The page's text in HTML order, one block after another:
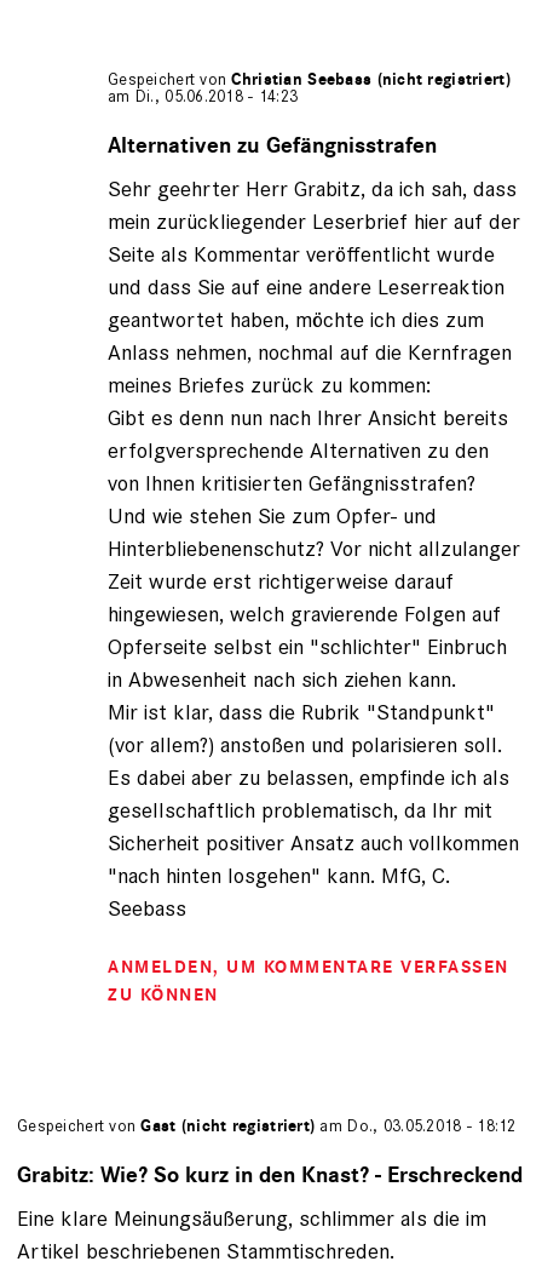
Gespeichert vonChristian Seebass (nicht registriert)
am Di., 05.06.2018 - 14:23
auf
Christoph
Grabitz
registriert)
Alternativen zu Gefängnisstrafen
Sehr geehrter Herr Grabitz, da ich sah, dass
mein zurückliegender Leserbrief hier auf der
Seite als Kommentar veröffentlicht wurde
und dass Sie auf eine andere Leserreaktion
geantwortet haben, möchte ich dies zum
Anlass nehmen, nochmal auf die Kernfragen
meines Briefes zurück zu kommen:
Gibt es denn nun nach Ihrer Ansicht bereits
erfolgversprechende Alternativen zu den
von Ihnen kritisierten Gefängnisstrafen?
Und wie stehen Sie zum Opfer- und
Hinterbliebenenschutz? Vor nicht allzulanger
Zeit wurde erst richtigerweise darauf
hingewiesen, welch gravierende Folgen auf
Opferseite selbst ein "schlichter" Einbruch
in Abwesenheit nach sich ziehen kann.
Mir ist klar, dass die Rubrik "Standpunkt"
(vor allem?) anstoßen und polarisieren soll.
Es dabei aber zu belassen, empfinde ich als
gesellschaftlich problematisch, da Ihr mit
Sicherheit positiver Ansatz auch vollkommen
"nach hinten losgehen" kann. MfG, C.
Seebass
ANMELDEN, UM KOMMENTARE VERFASSEN
ZU KÖNNEN
Gespeichert vonGast (nicht registriert) am Do., 03.05.2018 - 18:12
Grabitz: Wie? So kurz in den Knast? - Erschreckend
Eine klare Meinungsäußerung, schlimmer als die im
Artikel beschriebenen Stammtischreden.